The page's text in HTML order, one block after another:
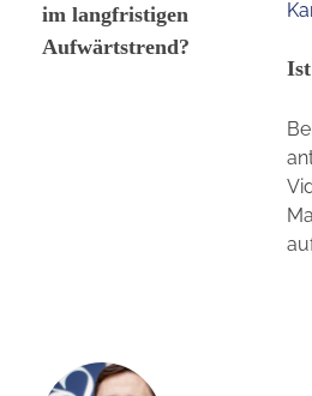
im langfristigen
Aufwärtstrend?